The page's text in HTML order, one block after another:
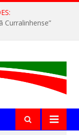
Curralinhense”